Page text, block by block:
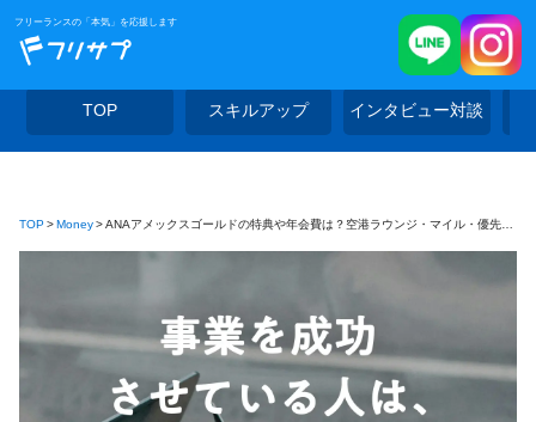
フリーランスの「本気」を応援します
TOP スキルアップ インタビュー対談
TOP Money ANAアメックスゴールドの特典や年会費は？空港ラウンジ・マイル・優先チェックインなど解説